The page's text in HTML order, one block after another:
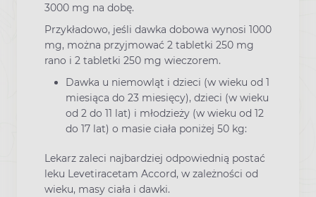
3000 mg na dobę.
Przykładowo, jeśli dawka dobowa wynosi 1000
mg, można przyjmować 2 tabletki 250 mg
rano i 2 tabletki 250 mg wieczorem.
Dawka u niemowląt i dzieci (w wieku od 1
miesiąca do 23 miesięcy), dzieci (w wieku
od 2 do 11 lat) i młodzieży (w wieku od 12
do 17 lat) o masie ciała poniżej 50 kg:
Lekarz zaleci najbardziej odpowiednią postać
leku Levetiracetam Accord, w zależności od
wieku, masy ciała i dawki.